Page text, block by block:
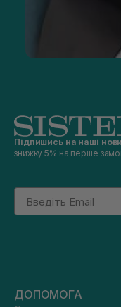
Підпишись на наші
знижку 5% на перше
Email
ДОПОМОГА